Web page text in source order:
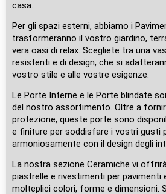
casa.
Per gli spazi esterni, abbiamo i
trasformeranno il vostro giardino,
vera oasi di relax. Scegliete tra una
resistenti e di design, che si
vostro stile e alle vostre esigenze.
Le Porte Interne e le Porte blindate
del nostro assortimento. Oltre a
protezione, queste porte sono
e finiture per soddisfare i vostri gusti
armoniosamente con il design degli
La nostra sezione Ceramiche vi
piastrelle e rivestimenti per pavimenti
molteplici colori, forme e dimensioni.